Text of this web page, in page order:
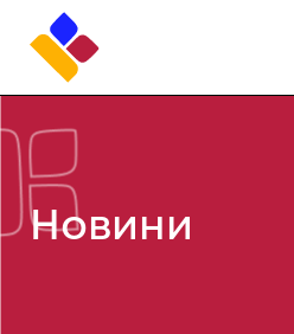
Новини